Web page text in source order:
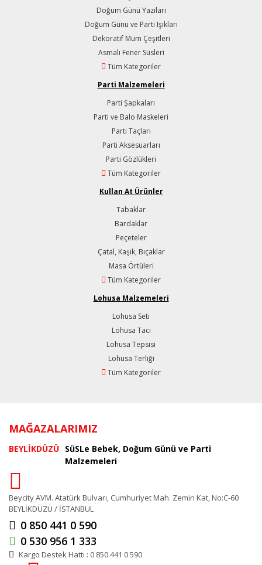
Doğum Günü Yazıları
Doğum Günü ve Parti Işıkları
Dekoratif Mum Çeşitleri
Asmalı Fener Süsleri
Tüm Kategoriler
Parti Malzemeleri
Parti Şapkaları
Parti ve Balo Maskeleri
Parti Taçları
Parti Aksesuarları
Parti Gözlükleri
Tüm Kategoriler
Kullan At Ürünler
Tabaklar
Bardaklar
Peçeteler
Çatal, Kaşık, Bıçaklar
Masa Örtüleri
Tüm Kategoriler
Lohusa Malzemeleri
Lohusa Seti
Lohusa Tacı
Lohusa Tepsisi
Lohusa Terliği
Tüm Kategoriler
MAĞAZALARIMIZ
BEYLİKDÜZÜ SüSLe Bebek, Doğum Günü ve Parti
Malzemeleri
Beycity AVM. Atatürk Bulvarı, Cumhuriyet Mah. Zemin Kat, No:C-60
BEYLİKDÜZÜ / İSTANBUL
0 850 441 0 590
0 530 956 1 333
Kargo Destek Hattı : 0 850 441 0 590